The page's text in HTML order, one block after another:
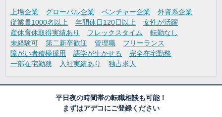
上場企業 グローバル企業 ベンチャー企業
外資系企業
従業員1000名以上
年間休日120日以上
女性が活躍
産休育休取得実績あり
フレックスタイム
転勤なし
未経験可
第二新卒歓迎 管理職
フリーランス
障がい者積極採用
語学が生かせる
完全在宅勤務
一部在宅勤務
入社実績あり 独占求人
平日夜の時間帯の転職相談も可能！
まずはアデコにご登録ください